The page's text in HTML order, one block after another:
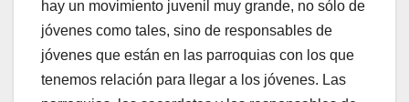
hay un movimiento juvenil muy grande, no sólo de
jóvenes como tales, sino de responsables de
jóvenes que están en las parroquias con los que
tenemos relación para llegar a los jóvenes. Las